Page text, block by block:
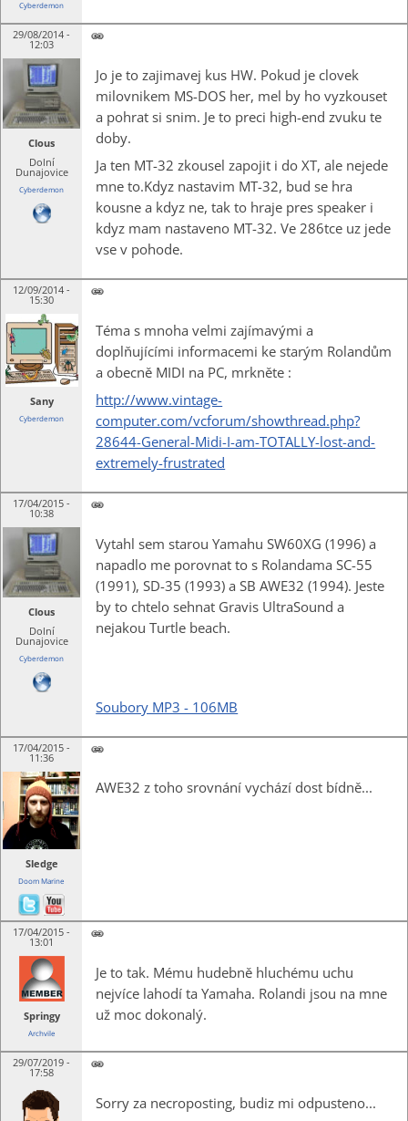
Cyberdemon
29/08/2014 -
12:03
Clous
Dolní
Dunajovice
Cyberdemon
Jo je to zajimavej kus HW. Pokud je clovek
milovnikem MS-DOS her, mel by ho vyzkouset
a pohrat si snim. Je to preci high-end zvuku te
doby.
Ja ten MT-32 zkousel zapojit i do XT, ale nejede
mne to.Kdyz nastavim MT-32, bud se hra
kousne a kdyz ne, tak to hraje pres speaker i
kdyz mam nastaveno MT-32. Ve 286tce uz jede
vse v pohode.
12/09/2014 -
15:30
Sany
Cyberdemon
Téma s mnoha velmi zajímavými a
doplňujícími informacemi ke starým Rolandům
a obecně MIDI na PC, mrkněte :
http://www.vintage-
computer.com/vcforum/showthread.php?
28644-General-Midi-I-am-TOTALLY-lost-and-
extremely-frustrated
17/04/2015 -
10:38
Clous
Dolní
Dunajovice
Cyberdemon
Vytahl sem starou Yamahu SW60XG (1996) a
napadlo me porovnat to s Rolandama SC-55
(1991), SD-35 (1993) a SB AWE32 (1994). Jeste
by to chtelo sehnat Gravis UltraSound a
nejakou Turtle beach.
Soubory MP3 - 106MB
17/04/2015 -
11:36
Sledge
Doom Marine
AWE32 z toho srovnání vychází dost bídně...
17/04/2015 -
13:01
Springy
Archvile
Je to tak. Mému hudebně hluchému uchu
nejvíce lahodí ta Yamaha. Rolandi jsou na mne
už moc dokonalý.
29/07/2019 -
17:58
Sorry za necroposting, budiz mi odpusteno...